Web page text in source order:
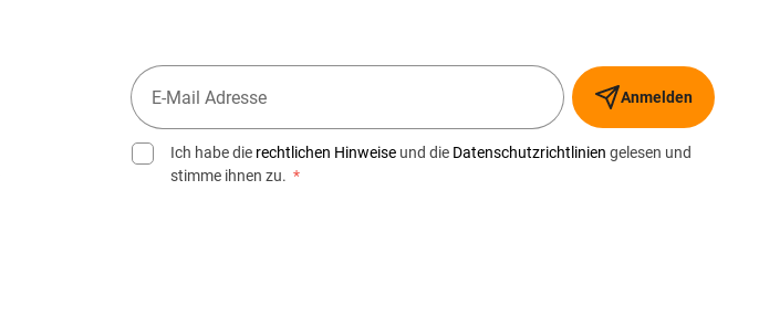
Anmelden
Ich habe die rechtlichen Hinweise und die Datenschutzrichtlinien gelesen und
stimme ihnen zu. *